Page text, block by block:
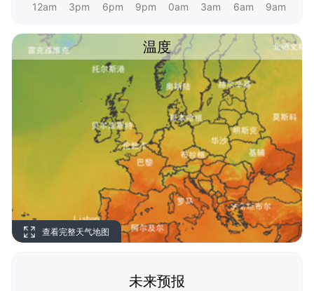
12am 3pm 6pm 9pm 0am 3am 6am 9am
温度
查看完整天气地图
未来预报